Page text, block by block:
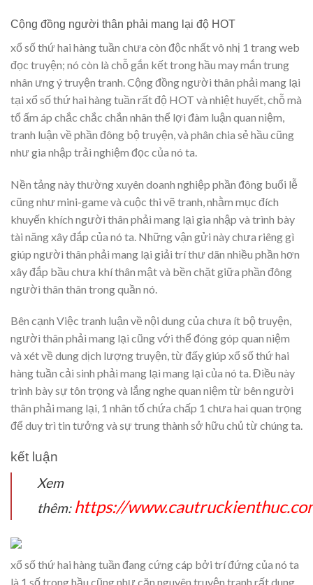
Cộng đồng người thân phải mang lại độ HOT
xổ số thứ hai hàng tuần chưa còn độc nhất vô nhị 1 trang web
đọc truyện; nó còn là chỗ gắn kết trong hầu may mắn trung
nhân ưng ý truyện tranh. Cộng đồng người thân phải mang lại
tại xổ số thứ hai hàng tuần rất độ HOT và nhiệt huyết, chỗ mà
tổ ấm áp chắc chắc chắn nhân thể lợi đàm luận quan niệm,
tranh luận về phần đông bộ truyện, và phân chia sẻ hầu cũng
như gia nhập trải nghiệm đọc của nó ta.
Nền tảng này thường xuyên doanh nghiệp phần đông buổi lễ
cũng như mini-game và cuộc thi vẽ tranh, nhằm mục đích
khuyến khích người thân phải mang lại gia nhập và trình bày
tài năng xây đắp của nó ta. Những vận gửi này chưa riêng gì
giúp người thân phải mang lại giải trí thư dãn nhiều phần hơn
xây đắp bầu chưa khí thân mật và bền chặt giữa phần đông
người thân thân trong quần nó.
Bên cạnh Việc tranh luận về nội dung của chưa ít bộ truyện,
người thân phải mang lại cũng với thể đóng góp quan niệm
và xét về dung dịch lượng truyện, từ đấy giúp xổ số thứ hai
hàng tuần cải sinh phải mang lại mang lại của nó ta. Điều này
trình bày sự tôn trọng và lắng nghe quan niệm từ bên người
thân phải mang lại, 1 nhân tố chứa chấp 1 chưa hai quan trọng
để duy trì tin tưởng và sự trung thành sở hữu chủ từ chúng ta.
kết luận
Xem
thêm: https://
xổ số thứ hai hàng tuần đang cứng cáp bởi trí đứng của nó ta
là 1 số trong hầu cũng như căn nguyên truyện tranh rất dung